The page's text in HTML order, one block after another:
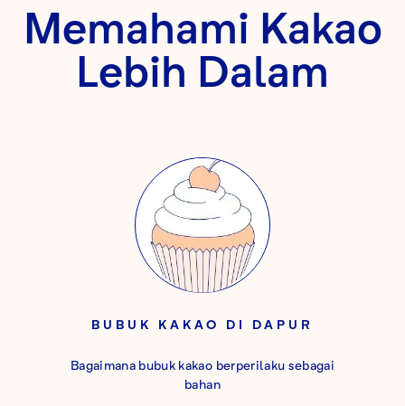
Memahami Kakao
Lebih Dalam
BUBUK KAKAO DI DAPUR
Bagaimana bubuk kakao berperilaku sebagai
bahan